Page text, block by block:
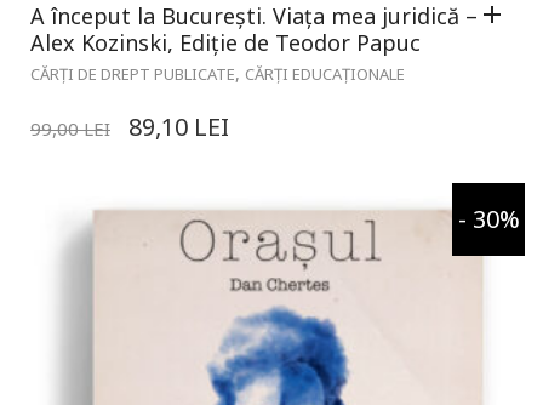
A început la București. Viața mea juridică –
Alex Kozinski, Ediție de Teodor Papuc
CĂRȚI DE DREPT PUBLICATE, CĂRȚI EDUCAȚIONALE
99,00LEI 89,10 LEI
- 30%